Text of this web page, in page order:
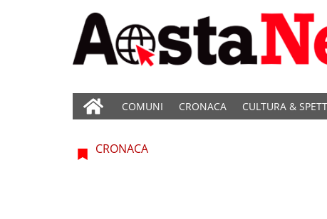
COMUNI CRONACA CULTURA &
CRONACA